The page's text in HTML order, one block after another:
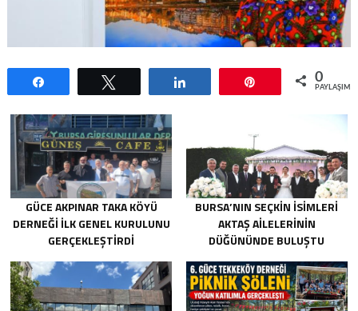
0
GÜCE AKPINAR TAKA KÖYÜ
DERNEĞI İLK GENEL KURULUNU
GERÇEKLEŞTIRDI
BURSA’NIN SEÇKIN İSIMLERI
AKTAŞ AILELERININ
DÜĞÜNÜNDE BULUŞTU